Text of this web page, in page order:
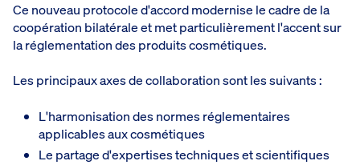
Ce nouveau protocole d'accord modernise le cadre de la
coopération bilatérale et met particulièrement l'accent sur
la réglementation des produits cosmétiques.
Les principaux axes de collaboration sont les suivants :
L'harmonisation des normes réglementaires
applicables aux cosmétiques
Le partage d'expertises techniques et scientifiques